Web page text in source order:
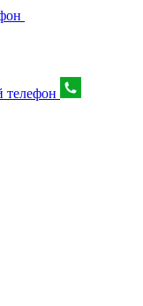
телефон